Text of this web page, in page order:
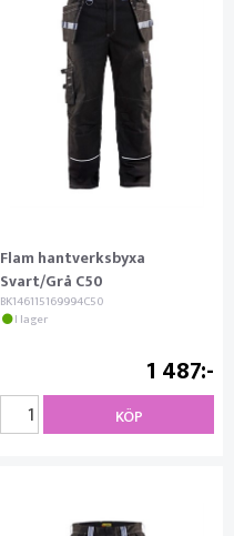
Flam hantverksbyxa
Svart/Grå C50
BK146115169994C50
I lager
1 487
KÖP